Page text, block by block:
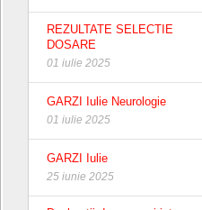
REZULTATE SELECTIE
DOSARE
01 iulie 2025
GARZI Iulie Neurologie
01 iulie 2025
GARZI Iulie
25 iunie 2025